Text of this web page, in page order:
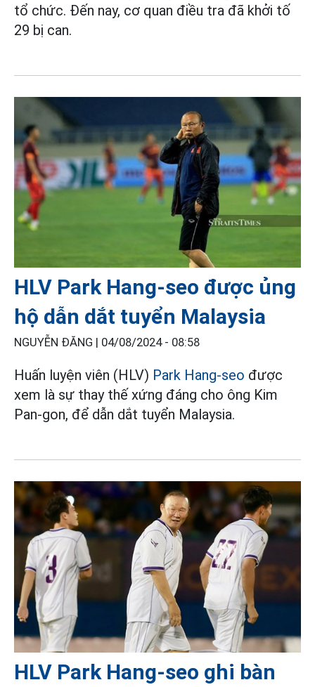
tổ chức. Đến nay, cơ quan điều tra đã khởi tố
29 bị can.
HLV Park Hang-seo được ủng
hộ dẫn dắt tuyển Malaysia
NGUYỄN ĐĂNG | 04/08/2024 - 08:58
Huấn luyện viên (HLV) Park Hang-seo được
xem là sự thay thế xứng đáng cho ông Kim
Pan-gon, để dẫn dắt tuyển Malaysia.
HLV Park Hang-seo ghi bàn